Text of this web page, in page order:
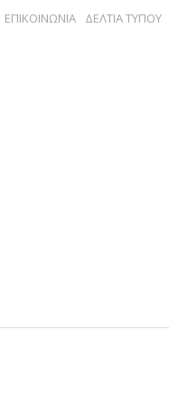
ΕΠΙΚΟΙΝΩΝΙΑ ΔΕΛΤΙΑ ΤΥΠΟΥ